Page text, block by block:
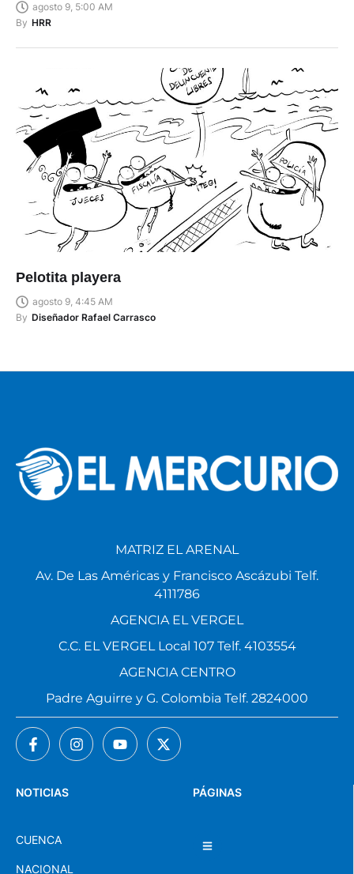
agosto 9, 5:00 AM
By HRR
Pelotita playera
agosto 9, 4:45 AM
By Diseñador Rafael Carrasco
PÁGINAS
NOTICIAS
CUENCA
NACIONAL
MATRIZ EL ARENAL
Av. De Las Américas y Francisco Ascázubi Telf.
4111786
AGENCIA EL VERGEL
C.C. EL VERGEL Local 107 Telf. 4103554
AGENCIA CENTRO
Padre Aguirre y G. Colombia Telf. 2824000